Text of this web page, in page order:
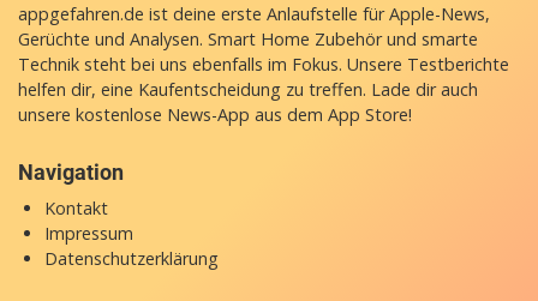
appgefahren.de ist deine erste Anlaufstelle für Apple-News,
Gerüchte und Analysen. Smart Home Zubehör und smarte
Technik steht bei uns ebenfalls im Fokus. Unsere Testberichte
helfen dir, eine Kaufentscheidung zu treffen. Lade dir auch
unsere kostenlose News-App aus dem App Store!
Navigation
Kontakt
Impressum
Datenschutzerklärung